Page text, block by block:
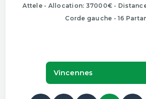
Attele - Allocation: 37000€ -
Corde gauche - 16
Vincennes